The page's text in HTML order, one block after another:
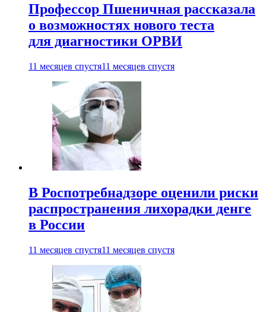
Профессор Пшеничная рассказала
о возможностях нового теста
для диагностики ОРВИ
11 месяцев спустя11 месяцев спустя
В Роспотребнадзоре оценили риски
распространения лихорадки денге
в России
11 месяцев спустя11 месяцев спустя